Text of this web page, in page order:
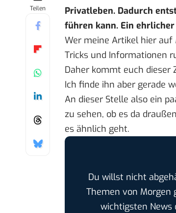
Teilen
Privatleben. Dadurch
führen kann. Ein
Wer meine Artikelhier auf
Tricks und Informationen
Daher kommt euch dieser
Ich finde ihn aber gerade
An dieser Stelle also ein
zu sehen, ob es da
es ähnlich geht.
Du willst nicht
Themen von Morgen
wichtigsten News